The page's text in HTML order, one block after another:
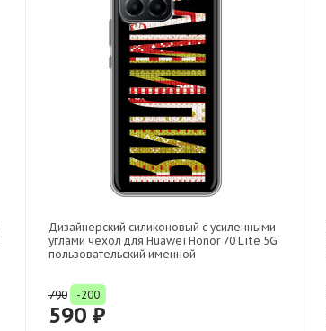
Дизайнерский силиконовый с усиленными
углами чехол для Huawei Honor 70 Lite 5G
пользовательский именной
790 -200
590 ₽